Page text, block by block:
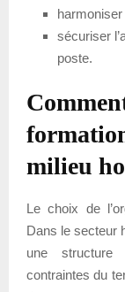
sécuriser
poste.
milieu
Le choix de
Dans le secteur
une structure
contraintes du